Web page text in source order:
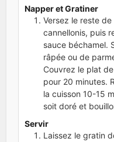
Napper et Gratiner
Versez le reste
cannellonis, puis
sauce béchamel.
râpée ou de
Couvrez le plat
pour 20 minutes.
la cuisson 10-15
soit doré et
Servir
Laissez le gratin